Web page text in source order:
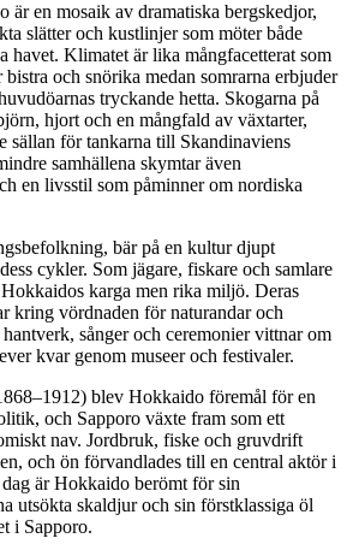
är en mosaik av dramatiska bergskedjor,
slätter och kustlinjer som möter både
havet. Klimatet är lika mångfacetterat som
och snörika medan somrarna erbjuder
tryckande hetta. Skogarna på
hjort och en mångfald av växtarter,
sällan för tankarna till Skandinaviens
samhällena skymtar även
en livsstil som påminner om nordiska
bär på en kultur djupt
cykler. Som jägare, fiskare och samlare
karga men rika miljö. Deras
kring vördnaden för naturandar och
sånger och ceremonier vittnar om
kvar genom museer och festivaler.
blev Hokkaido föremål för en
och Sapporo växte fram som ett
nav. Jordbruk, fiske och gruvdrift
och ön förvandlades till en central aktör i
är Hokkaido berömt för sin
utsökta skaldjur och sin förstklassiga öl
i Sapporo.